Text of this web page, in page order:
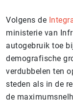
Volgens de
ministerie van
autogebruik toe
demografische
verdubbelen ten
steden als in de
de